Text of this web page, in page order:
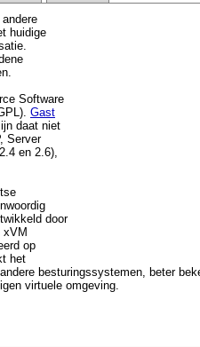
huidige
Software
Gast
daat niet
Server
en 2.6),
door
op
het
besturingssystemen, beter
virtuele omgeving.